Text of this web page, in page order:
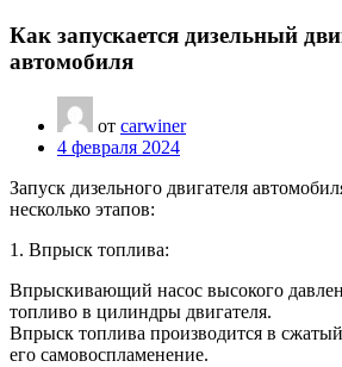
Как запускается дизельный
автомобиля
от carwiner
4 февраля 2024
Запуск дизельного двигателя
несколько этапов:
1. Впрыск топлива:
Впрыскивающий насос высокого
топливо в цилиндры двигателя.
Впрыск топлива производится в
его самовоспламенение.